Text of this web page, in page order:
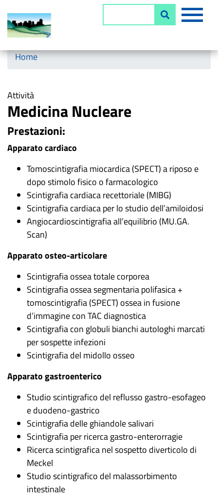
Salta
Horizontal menu
Home
Attività
Medicina Nucleare
Prestazioni:
Apparato cardiaco
Tomoscintigrafia miocardica (SPECT) a riposo e
dopo stimolo fisico o farmacologico
Scintigrafia cardiaca recettoriale (MIBG)
Scintigrafia cardiaca per lo studio dell’amiloidosi
Angiocardioscintigrafia all’equilibrio (MU.GA.
Scan)
Apparato osteo-articolare
Scintigrafia ossea totale corporea
Scintigrafia ossea segmentaria polifasica +
tomoscintigrafia (SPECT) ossea in fusione
d’immagine con TAC diagnostica
Scintigrafia con globuli bianchi autologhi marcati
per sospette infezioni
Scintigrafia del midollo osseo
Apparato gastroenterico
Studio scintigrafico del reflusso gastro-esofageo
e duodeno-gastrico
Scintigrafia delle ghiandole salivari
Scintigrafia per ricerca gastro-enterorragie
Ricerca scintigrafica nel sospetto diverticolo di
Meckel
Studio scintigrafico del malassorbimento
intestinale